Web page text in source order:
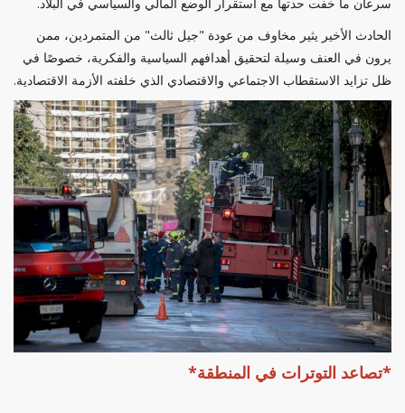
الحادث الأخير يثير مخاوف من عودة "جيل ثالث" من المتمردين، ممن
يرون في العنف وسيلة لتحقيق أهدافهم السياسية والفكرية، خصوصًا في
ظل تزايد الاستقطاب الاجتماعي والاقتصادي الذي خلفته الأزمة الاقتصادية.
*تصاعد التوترات في المنطقة*